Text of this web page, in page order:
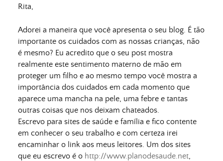
Rita,
Adorei a maneira que você apresenta o seu blog. É tão
importante os cuidados com as nossas crianças, não
é mesmo? Eu acredito que o seu post mostra
realmente este sentimento materno de mão em
proteger um filho e ao mesmo tempo você mostra a
importância dos cuidados em cada momento que
aparece uma mancha na pele, uma febre e tantas
outras coisas que nos deixam chateados.
Escrevo para sites de saúde e família e fico contente
em conhecer o seu trabalho e com certeza irei
encaminhar o link aos meus leitores. Um dos sites
que eu escrevo é o http://www.planodesaude.net,